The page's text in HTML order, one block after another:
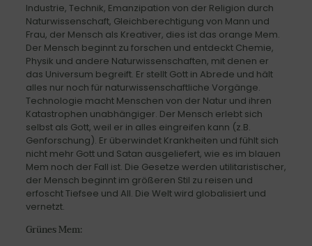
Industrie, Technik, Emanzipation von der Religion durch
Naturwissenschaft, Gleichberechtigung von Mann und
Frau, der Mensch als Kreativer, dies ist das orange Mem.
Der Mensch beginnt zu forschen und entdeckt Chemie,
Physik und andere Naturwissenschaften, mit denen er
das Universum begreift. Er stellt Gott in Abrede und hält
alles nur noch für naturwissenschaftliche Vorgänge.
Technologie macht Menschen von der Natur und ihren
Katastrophen unabhängiger. Der Mensch erlebt sich
selbst als Gott, weil er in alles eingreifen kann (z.B.
Genforschung). Er überwindet Krankheiten und fühlt sich
nicht mehr Gott und Satan ausgeliefert, wie es im blauen
Mem noch der Fall ist. Die Gesetze werden utilitaristischer,
der Mensch beginnt im größeren Stil zu reisen und
erfoscht Tiefsee und All. Die Welt wird globalisiert und
vernetzt.
Grünes Mem: